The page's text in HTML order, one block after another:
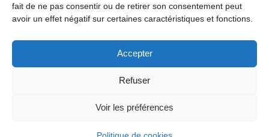
fait de ne pas consentir ou de retirer son consentement peut
avoir un effet négatif sur certaines caractéristiques et fonctions.
Accepter
Refuser
Voir les préférences
Politique de cookies
Conditions Générales–Politique de confidentialité
–Mentions légales–Politique de cookies–
Conditions générales de vente
et lesConditions d’utilisation
Google s’appliquent.